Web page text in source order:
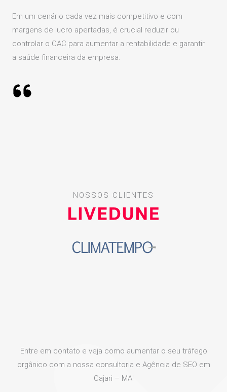
Em um cenário cada vez mais competitivo e com
margens de lucro apertadas, é crucial reduzir ou
controlar o CAC para aumentar a rentabilidade e garantir
a saúde financeira da empresa.
NOSSOS CLIENTES
Entre em contato e veja como aumentar o seu tráfego
orgânico com a nossa consultoria e Agência de SEO em
Cajari – MA!